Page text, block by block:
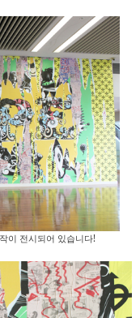
이 전시되어 있습니다!